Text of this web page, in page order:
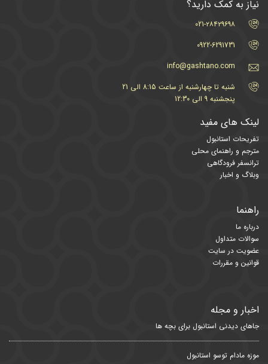
نیاز به کمک دارید؟
021-۲۸۴۲۹۶۹۸
0922-6291731
info@gashtano.com
شنبه تا چهارشنبه از ساعت 8:15 الی 21
پنجشنبه 9 الی 12:30
لینک های مفید
تفریحات استانبول
مترجم و راهنمای محلی
ترانسفر فرودگاهی
وبلاگ و اخبار
راهنما
درباره ما
سوالات متداول
عضویت در سایت
قوانین و مقررات
اخبار و مجله
جاهای دیدنی استانبول برای بچه ها
موزه مادام توسو استانبول